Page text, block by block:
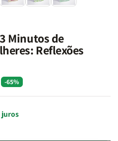
Minutos de
Reflexões
-65%
juros